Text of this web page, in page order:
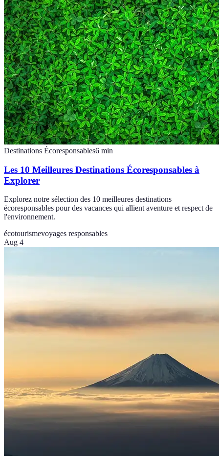
Destinations Écoresponsables6 min
Les 10 Meilleures Destinations Écoresponsables à
Explorer
Explorez notre sélection des 10 meilleures destinations
écoresponsables pour des vacances qui allient aventure et respect de
l'environnement.
écotourismevoyages responsables
Aug 4